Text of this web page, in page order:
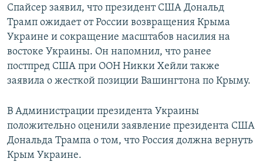
Спайсер заявил, что президент США Дональд
Трамп ожидает от России возвращения Крыма
Украине и сокращение масштабов насилия на
востоке Украины. Он напомнил, что ранее
постпред США при ООН Никки Хейли также
заявила о жесткой позиции Вашингтона по Крыму.
В Администрации президента Украины
положительно оценили заявление президента США
Дональда Трампа о том, что Россия должна вернуть
Крым Украине.